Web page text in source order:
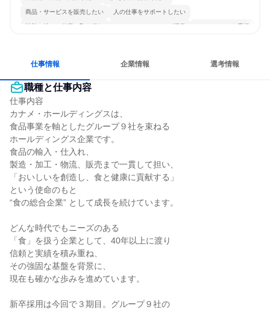
商品・サービスを販売したい 人の仕事をサポートしたい
情熱を持って仕事に取り組む コミュニケーションが活発 チームワークを重視
仕事情報 企業情報 選考情報
職種と仕事内容
仕事内容
カナメ・ホールディングスは、
食品事業を軸としたグループ９社を束ねる
ホールディングス企業です。
食品の輸入・仕入れ、
製造・加工・物流、販売まで一貫して担い、
「おいしいを創造し、食と健康に貢献する」
という使命のもと
“食の総合企業” として成長を続けています。
どんな時代でもニーズのある
「食」を扱う企業として、40年以上に渡り
信頼と実績を積み重ね、
その強固な基盤を背景に、
現在も確かな歩みを進めています。
新卒採用は今回で３期目。グループ９社の